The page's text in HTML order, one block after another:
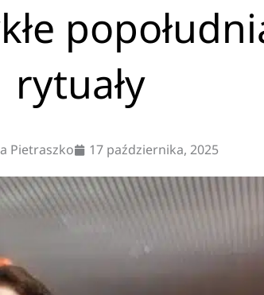
rytuały
Pietraszko 17 października, 2025